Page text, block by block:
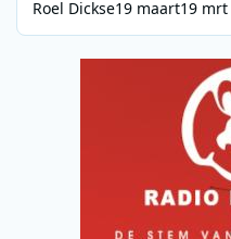
Roel Dickse19 maart19 mrt